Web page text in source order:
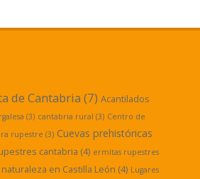
de Cantabria (7) Acantilados
(3) cantabria rural (3) Centro de
rupestre (3) Cuevas prehistóricas
cantabria (4) ermitas rupestres
en Castilla León (4) Lugares